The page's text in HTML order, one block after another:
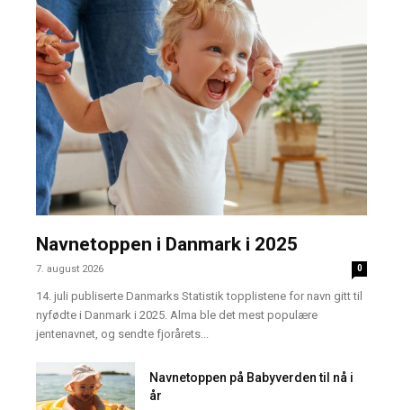
Navnetoppen i Danmark i 2025
7. august 2026 0
14. juli publiserte Danmarks Statistik topplistene for navn gitt til
nyfødte i Danmark i 2025. Alma ble det mest populære
jentenavnet, og sendte fjorårets...
Navnetoppen på Babyverden til nå i
år